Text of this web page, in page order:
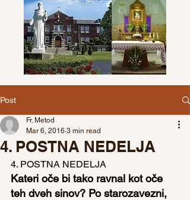
Post
4. POSTNA NEDELJA
Fr. Metod
Mar 6, 2016 3 min read
4. POSTNA NEDELJA
Kateri oče bi tako ravnal kot oče
teh dveh sinov? Po starozavezni,